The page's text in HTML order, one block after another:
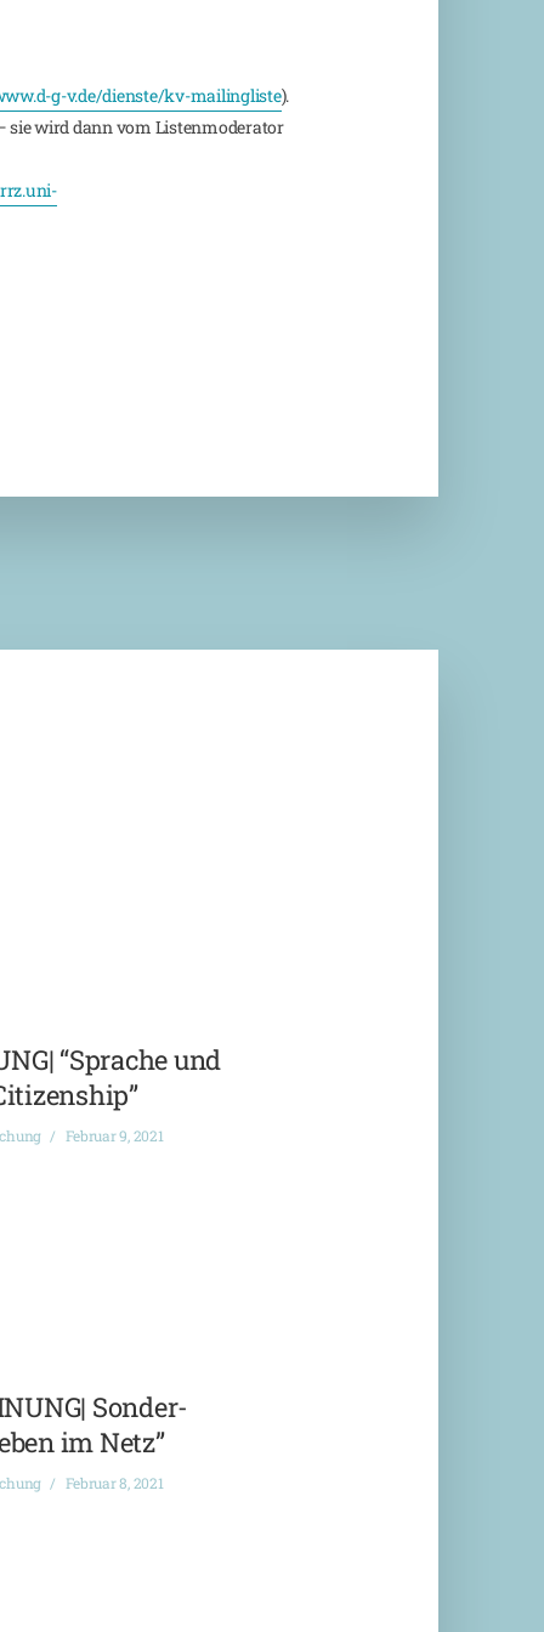
g-v.de/dienste/kv-mailingliste).
sie wird dann vom Listenmoderator
“Sprache und
Februar 9, 2021
Sonder-
im Netz”
Februar 8, 2021